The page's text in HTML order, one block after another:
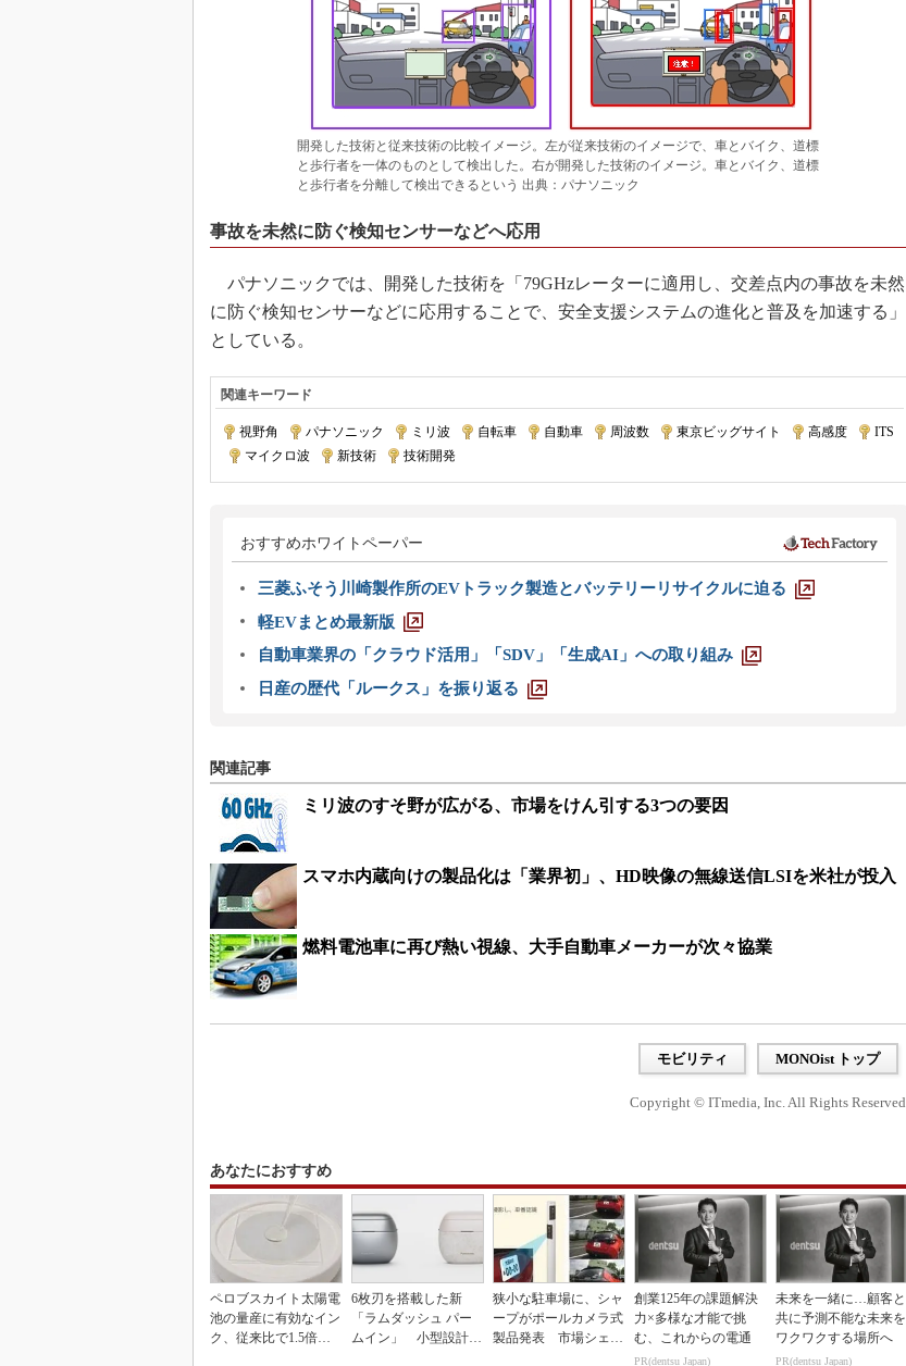
開発した技術と従来技術の比較イメージ。左が従来技術のイメージで、車とバイク、道標
と歩行者を一体のものとして検出した。右が開発した技術のイメージ。車とバイク、道標
と歩行者を分離して検出できるという 出典：パナソニック
事故を未然に防ぐ検知センサーなどへ応用
パナソニックでは、開発した技術を「79GHzレーターに適用し、交差点内の事故を未然
に防ぐ検知センサーなどに応用することで、安全支援システムの進化と普及を加速する」
としている。
関連キーワード
視野角 パナソニック ミリ波 自転車 自動車 周波数 東京ビッグサイト 高感度
ITS
マイクロ波 新技術 技術開発
おすすめホワイトペーパー
三菱ふそう川崎製作所のEVトラック製造とバッテリーリサイクルに迫る
軽EVまとめ最新版
自動車業界の「クラウド活用」「SDV」「生成AI」への取り組み
日産の歴代「ルークス」を振り返る
関連記事
ミリ波のすそ野が広がる、市場をけん引する3つの要因
スマホ内蔵向けの製品化は「業界初」、HD映像の無線送信LSIを米社が投入
燃料電池車に再び熱い視線、大手自動車メーカーが次々協業
モビリティ MONOist トップ
Copyright © ITmedia, Inc. All Rights Reserved.
あなたにおすすめ
ペロブスカイト太陽電
池の量産に有効なイン
ク、従来比で1.5倍の
6枚刃を搭載した新
「ラムダッシュ パー
ムイン」 小型設計と
狭小な駐車場に、シャ
ープがポールカメラ式
製品発表 市場シェア
創業125年の課題解決
力×多様な才能で挑
む、これからの電通
PR(dentsu Japan)
未来を一緒に…顧客と
共に予測不能な未来を
ワクワクする場所へ
PR(dentsu Japan)